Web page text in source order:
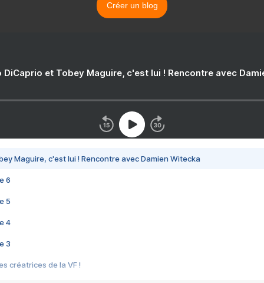
Créer un blog
DiCaprio et Tobey Maguire, c'est lui ! Rencontre avec
Maguire, c'est lui ! Rencontre avec Damien Witecka
6
5
4
3
créatrices de la VF !